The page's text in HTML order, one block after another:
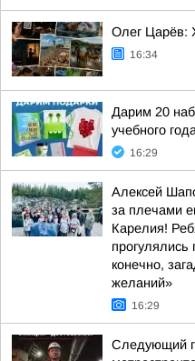
Олег Царёв:
16:34
Дарим 20
учебного
16:29
Алексей
за плечами
Карелия!
конечно,
желаний»
16:29
Следующий